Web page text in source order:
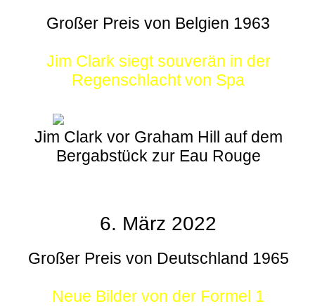
Großer Preis von Belgien 1963
Jim Clark siegt souverän in der
Regenschlacht von Spa
Jim Clark vor Graham Hill auf dem
Bergabstück zur Eau Rouge
6. März 2022
Großer Preis von Deutschland 1965
Neue Bilder von der Formel 1